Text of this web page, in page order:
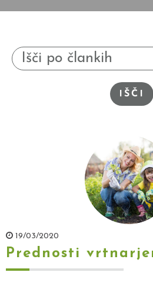
IŠČI
19/03/2020
Prednosti